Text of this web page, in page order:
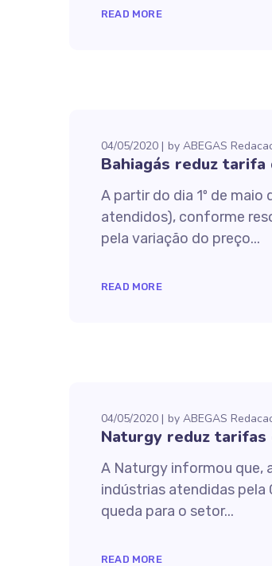
READ MORE
04/05/2020 by ABEGAS
Bahiagás reduz
A partir do dia 1º de
atendidos), conforme
pela variação do preço...
READ MORE
04/05/2020 by ABEGAS
Naturgy reduz
A Naturgy informou que,
indústrias atendidas pela
queda para o setor...
READ MORE